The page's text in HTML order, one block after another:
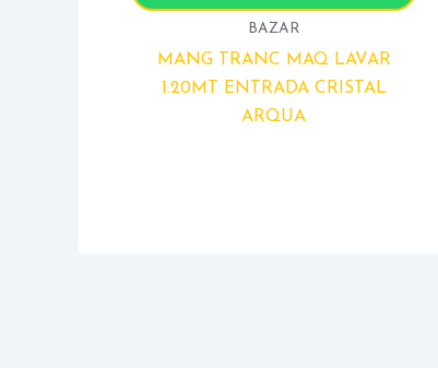
BAZAR
MANG TRANC MAQ LAVAR
1.20MT ENTRADA CRISTAL
ARQUA